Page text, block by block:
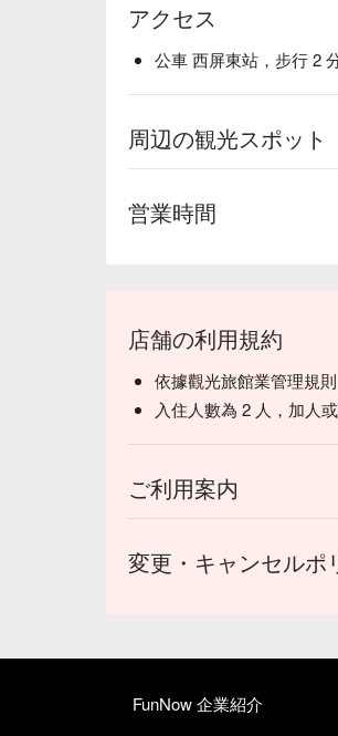
アクセス
公車 西屏東站，步行 2
周辺の観光スポット
営業時間
店舗の利用規約
依據觀光旅館業管理規
入住人數為 2 人，加人
ご利用案内
変更・キャンセルポ
FunNow 企業紹介